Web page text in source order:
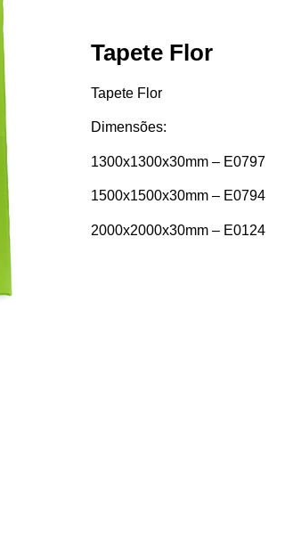
Tapete Flor
Tapete Flor
Dimensões:
1300x1300x30mm – E0797
1500x1500x30mm – E0794
2000x2000x30mm – E0124